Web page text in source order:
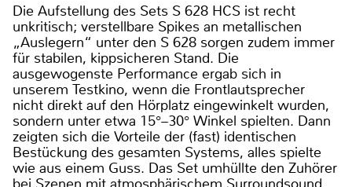
Die Aufstellung des Sets S 628 HCS ist recht
unkritisch; verstellbare Spikes an metallischen
„Auslegern“ unter den S 628 sorgen zudem immer
für stabilen, kippsicheren Stand. Die
ausgewogenste Performance ergab sich in
unserem Testkino, wenn die Frontlautsprecher
nicht direkt auf den Hörplatz eingewinkelt wurden,
sondern unter etwa 15°–30° Winkel spielten. Dann
zeigten sich die Vorteile der (fast) identischen
Bestückung des gesamten Systems, alles spielte
wie aus einem Guss. Das Set umhüllte den Zuhörer